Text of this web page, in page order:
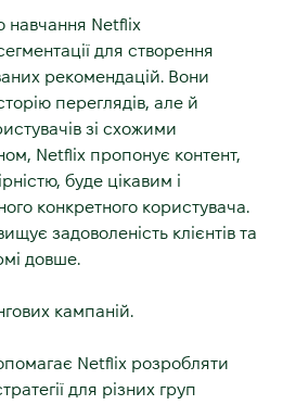
навчання Netflix
для створення
рекомендацій. Вони
переглядів, але й
зі схожими
Netflix пропонує контент,
буде цікавим і
конкретного користувача.
задоволеність клієнтів та
довше.
кампаній.
Netflix розробляти
для різних груп